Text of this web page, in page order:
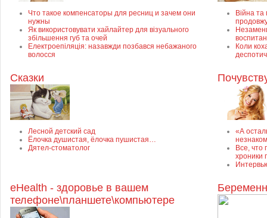
Что такое компенсаторы для ресниц и зачем они
нужны
Як використовувати хайлайтер для візуального
збільшення губ та очей
Електроепіляція: назавжди позбався небажаного
волосся
Війна та
Коли
Сказки
Лесной детский сад
Ёлочка душистая, ёлочка пушистая…
Дятел-стоматолог
«А
Все, что
хроники
eHealth - здоровье в вашем
телефоне\планшете\компьютере